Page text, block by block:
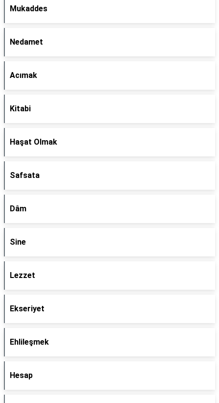
Mukaddes
Nedamet
Acımak
Kitabi
Haşat Olmak
Safsata
Dâm
Sine
Lezzet
Ekseriyet
Ehlileşmek
Hesap